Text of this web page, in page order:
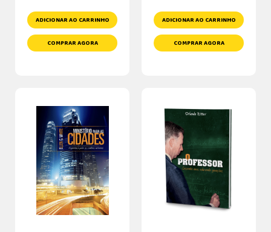
ADICIONAR AO CARRINHO
COMPRAR AGORA
ADICIONAR AO CARRINHO
COMPRAR AGORA